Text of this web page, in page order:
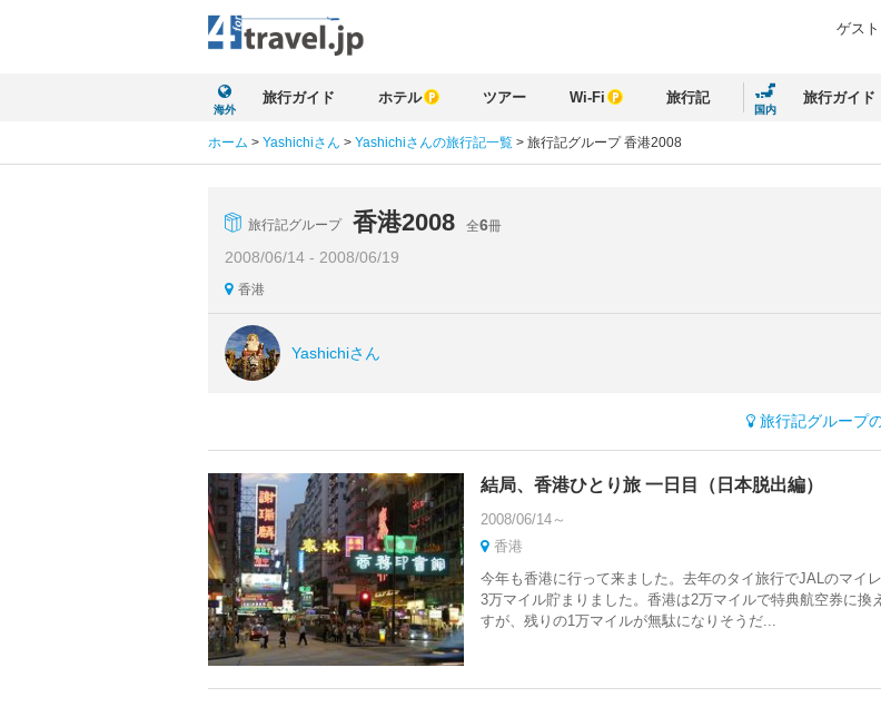
ゲスト
海外
旅行ガイド ホテル ツアー Wi-Fi 旅行記
国内
旅行ガイド
ホーム > Yashichiさん > Yashichiさんの旅行記一覧 > 旅行記グループ 香港2008
旅行記グループ 香港2008 全6冊
2008/06/14 - 2008/06/19
香港
Yashichiさん
旅行記グループ
結局、香港ひとり旅 一日目（日本脱出編）
2008/06/14～
香港
今年も香港に行って来ました。去年のタイ旅行でJALのマイ
3万マイル貯まりました。香港は2万マイルで特典航空券に換
すが、残りの1万マイルが無駄になりそうだ...